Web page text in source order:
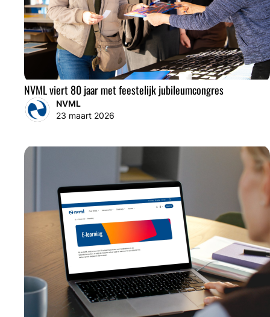
NVML viert 80 jaar met feestelijk jubileumcongres
NVML
23 maart 2026